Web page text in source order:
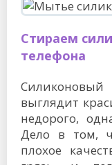
Стираем
телефона
Силиконовый
выглядит
недорого,
Дело в том,
плохое